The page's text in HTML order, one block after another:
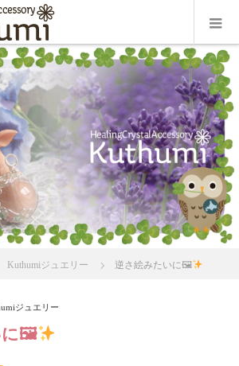
Kuthumiジュエリー 逆さ絵みたいに🖼
ジュエリー
に🖼